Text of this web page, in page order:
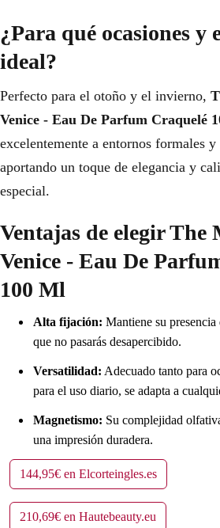
¿Para qué ocasiones y
ideal?
Perfecto para el otoño y el invierno,
Venice - Eau De Parfum Craquelé
excelentemente a entornos formales y
aportando un toque de elegancia y
especial.
Ventajas de elegir The
Venice - Eau De
100 Ml
Alta fijación: Mantiene su presencia
que no pasarás desapercibido.
Versatilidad: Adecuado tanto para
para el uso diario, se adapta a
Magnetismo: Su complejidad
una impresión duradera.
144,95€ en Elcorteingles.es
210,69€ en Hautebeauty.eu